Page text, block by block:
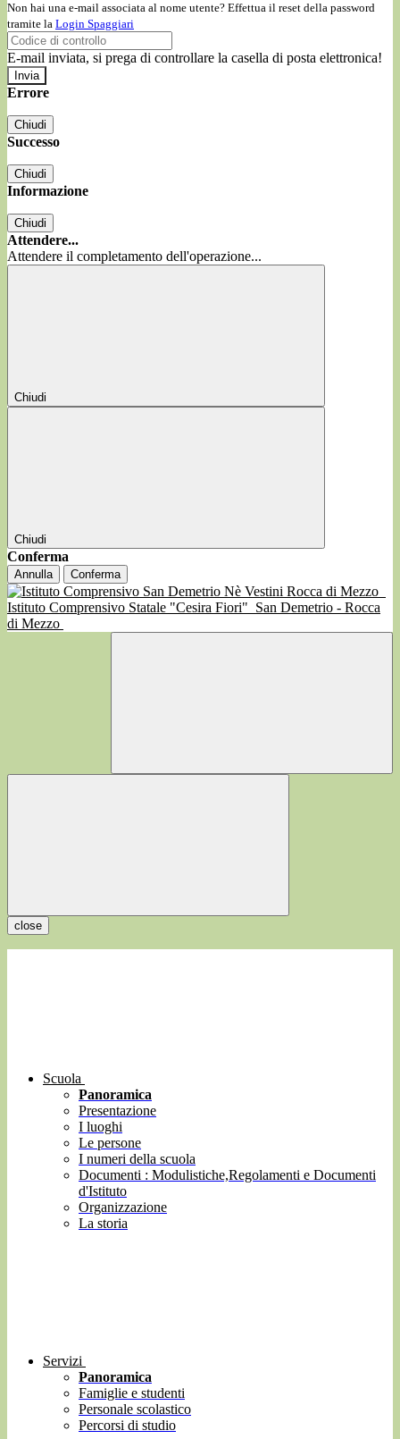
Non hai una e-mail associata al nome utente? Effettua il reset della password
tramite la Login Spaggiari
E-mail inviata, si prega di controllare la casella di posta elettronica!
Errore
Chiudi
Successo
Chiudi
Informazione
Chiudi
Attendere...
Attendere il completamento dell'operazione...
Chiudi
Chiudi
Conferma
Annulla Conferma
Istituto Comprensivo Statale "Cesira Fiori" San Demetrio - Rocca
di Mezzo
close
Scuola
Panoramica
Presentazione
I luoghi
Le persone
I numeri della scuola
Documenti : Modulistiche,Regolamenti e Documenti
d'Istituto
Organizzazione
La storia
Servizi
Panoramica
Famiglie e studenti
Personale scolastico
Percorsi di studio